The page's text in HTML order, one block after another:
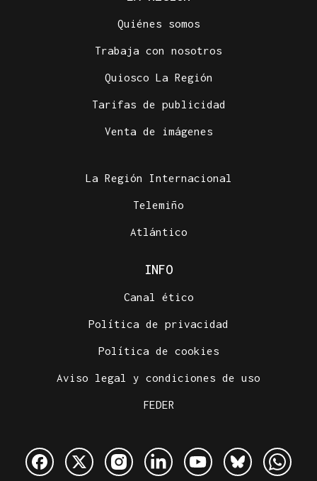
Quiénes somos
Trabaja con nosotros
Quiosco La Región
Tarifas de publicidad
Venta de imágenes
La Región Internacional
Telemiño
Atlántico
INFO
Canal ético
Política de privacidad
Política de cookies
Aviso legal y condiciones de uso
FEDER